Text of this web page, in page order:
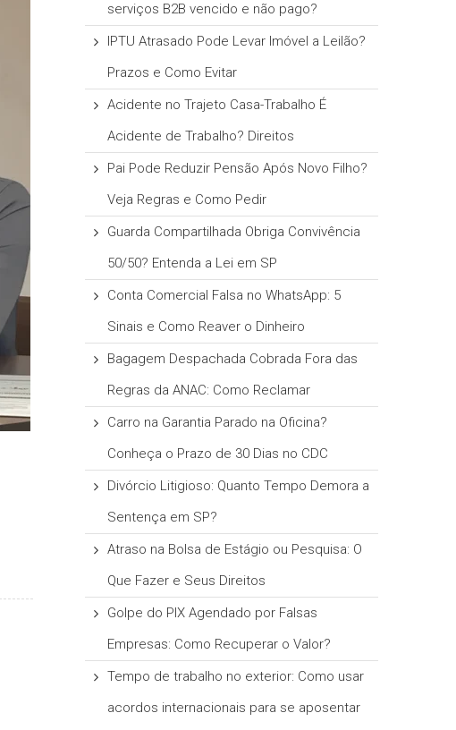
serviços B2B vencido e não pago?
IPTU Atrasado Pode Levar Imóvel a Leilão?
Prazos e Como Evitar
Acidente no Trajeto Casa-Trabalho É
Acidente de Trabalho? Direitos
Pai Pode Reduzir Pensão Após Novo Filho?
Veja Regras e Como Pedir
Guarda Compartilhada Obriga Convivência
50/50? Entenda a Lei em SP
Conta Comercial Falsa no WhatsApp: 5
Sinais e Como Reaver o Dinheiro
Bagagem Despachada Cobrada Fora das
Regras da ANAC: Como Reclamar
Carro na Garantia Parado na Oficina?
Conheça o Prazo de 30 Dias no CDC
Divórcio Litigioso: Quanto Tempo Demora a
Sentença em SP?
Atraso na Bolsa de Estágio ou Pesquisa: O
Que Fazer e Seus Direitos
Golpe do PIX Agendado por Falsas
Empresas: Como Recuperar o Valor?
Tempo de trabalho no exterior: Como usar
acordos internacionais para se aposentar